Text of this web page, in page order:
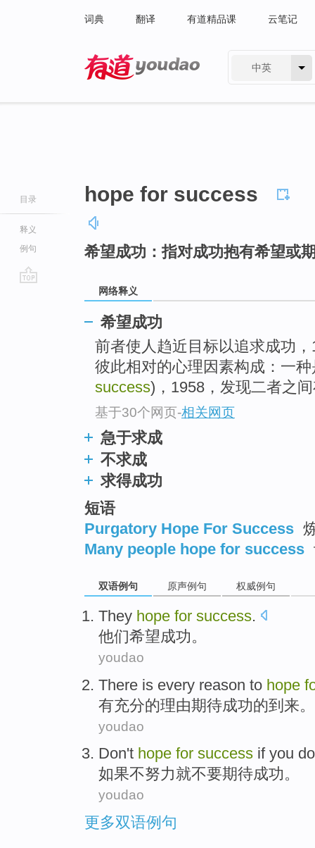
词典 翻译 有道精品课 云笔记
中英
目录
释义
例句
hope for success
希望成功：指对成功抱有希望或
网络释义
希望成功
前者使人趋近目标以追求成功
彼此相对的心理因素构成：一种
success)，1958，发现二者之
基于30个网页-相关网页
急于求成
不求成
求得成功
短语
Purgatory Hope For Success
Many people hope for success
双语例句 原声例句 权威例句
They hope for success.
他们希望成功。
youdao
There is every reason to hope
有充分的理由期待成功的到来。
youdao
Don't hope for success ifyou
如果不努力就不要期待成功。
youdao
更多双语例句